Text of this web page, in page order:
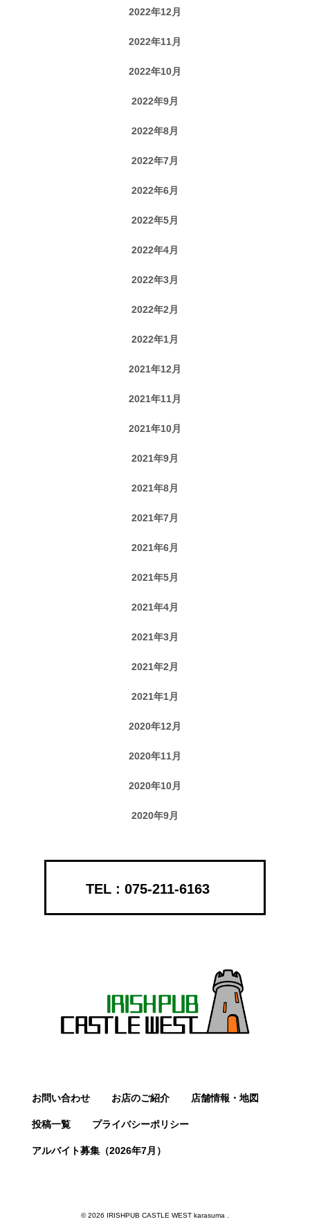
2022年12月
2022年11月
2022年10月
2022年9月
2022年8月
2022年7月
2022年6月
2022年5月
2022年4月
2022年3月
2022年2月
2022年1月
2021年12月
2021年11月
2021年10月
2021年9月
2021年8月
2021年7月
2021年6月
2021年5月
2021年4月
2021年3月
2021年2月
2021年1月
2020年12月
2020年11月
2020年10月
2020年9月
075-211-6163
お問い合わせ お店のご紹介 店舗情報・地図
投稿一覧 プライバシーポリシー
アルバイト募集（2026年7月）
© 2026 IRISHPUB CASTLE WEST karasuma .